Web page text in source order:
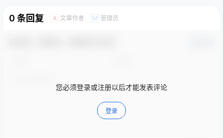
0 条回复 A 文章作者 M 管理员
您必须登录或注册以后才能发表评论
登录